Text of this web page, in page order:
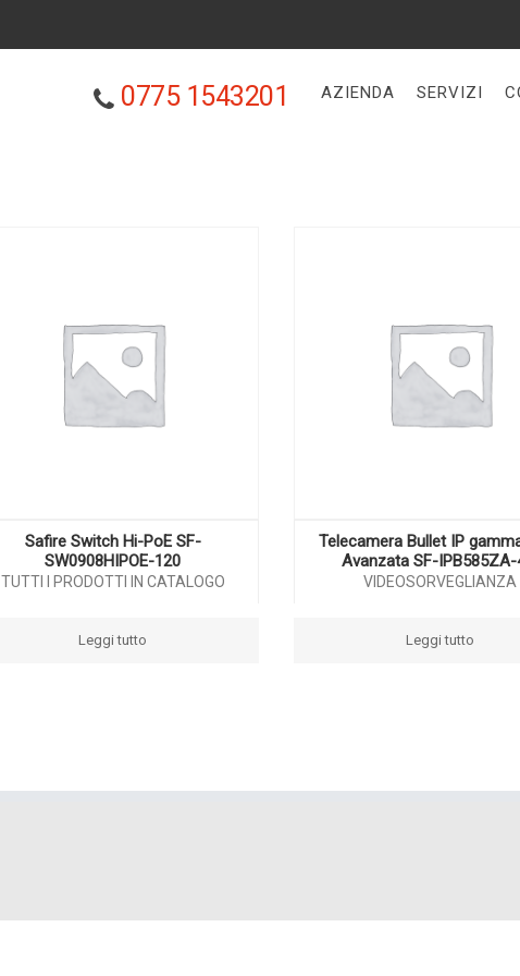
0775 1543201 AZIENDA SERVIZI
Safire Switch Hi-PoE SF-
SW0908HIPOE-120
TUTTI I PRODOTTI IN CATALOGO
Leggi tutto
Telecamera Bullet IP
Avanzata SF-IPB585ZA-
VIDEOSORVEGLIANZA
Leggi tutto